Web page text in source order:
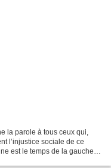
la parole à tous ceux qui,
l’injustice sociale de ce
est le temps de la gauche.